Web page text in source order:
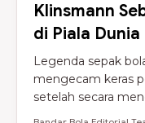
Klinsmann
di Piala
Legenda sepak
mengecam keras
setelah secara